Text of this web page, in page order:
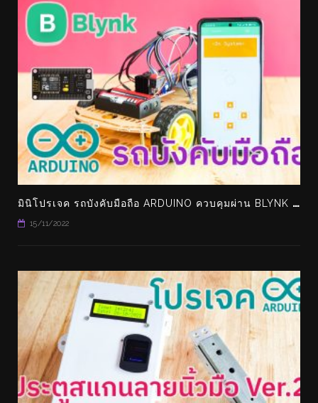
ม
ินิโปรเจค รถบังคับมือถือ ARDUINO ควบคุมผ่าน BLYNK ทำเล่นเองได้ง่ายๆ
15/11/2022